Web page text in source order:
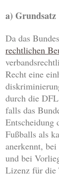
a) Grundsatz
Da das
rechtlichen
Recht eine
durch die
falls das
Entscheidung
Fußballs als
anerkennt,
und bei
Lizenz für die